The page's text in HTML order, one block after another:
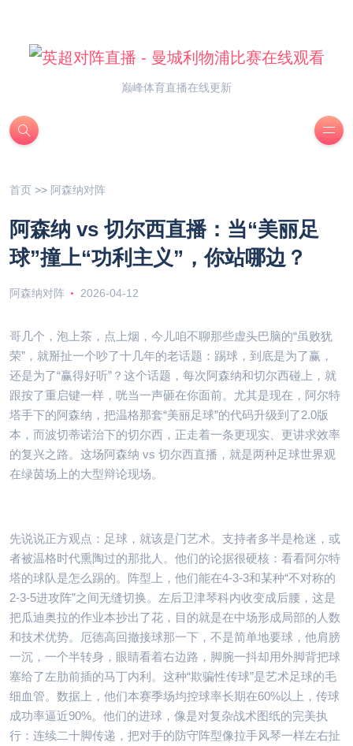
巅峰体育直播在线更新
首页 >> 阿森纳对阵
阿森纳 vs 切尔西直播：当“美丽足
球”撞上“功利主义”，你站哪边？
阿森纳对阵 2026-04-12
哥几个，泡上茶，点上烟，今儿咱不聊那些虚头巴脑的“虽败犹
荣”，就掰扯一个吵了十几年的老话题：踢球，到底是为了赢，
还是为了“赢得好听”？这个话题，每次阿森纳和切尔西碰上，就
跟按了重启键一样，咣当一声砸在你面前。尤其是现在，阿尔特
塔手下的阿森纳，把温格那套“美丽足球”的代码升级到了2.0版
本，而波切蒂诺治下的切尔西，正走着一条更现实、更讲求效率
的复兴之路。这场阿森纳 vs 切尔西直播，就是两种足球世界观
在绿茵场上的大型辩论现场。
先说说正方观点：足球，就该是门艺术。支持者多半是枪迷，或
者被温格时代熏陶过的那批人。他们的论据很硬核：看看阿尔特
塔的球队是怎么踢的。阵型上，他们能在4-3-3和某种“不对称的
2-3-5进攻阵”之间无缝切换。左后卫津琴科内收变成后腰，这是
把瓜迪奥拉的作业本抄出了花，目的就是在中场形成局部的人数
和技术优势。厄德高回撤接球那一下，不是简单地要球，他肩膀
一沉，一个半转身，眼睛看着右边路，脚腕一抖却用外脚背把球
塞给了左肋前插的马丁内利。这种“欺骗性传球”是艺术足球的毛
细血管。数据上，他们本赛季场均控球率长期在60%以上，传球
成功率逼近90%。他们的进球，像是对复杂战术图纸的完美执
行：连续二十脚传递，把对手的防守阵型像拉手风琴一样左右扯